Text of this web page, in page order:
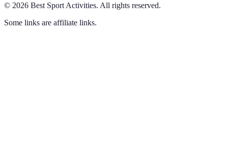
© 2026 Best Sport Activities. All rights reserved.
Some links are affiliate links.